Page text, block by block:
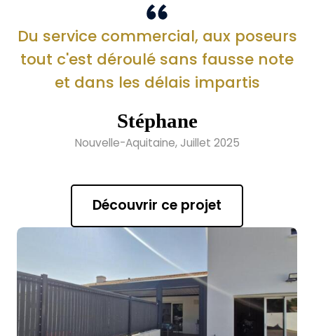
Du service commercial, aux poseurs
tout c'est déroulé sans fausse note
et dans les délais impartis
Stéphane
Nouvelle-Aquitaine, Juillet 2025
Découvrir ce projet